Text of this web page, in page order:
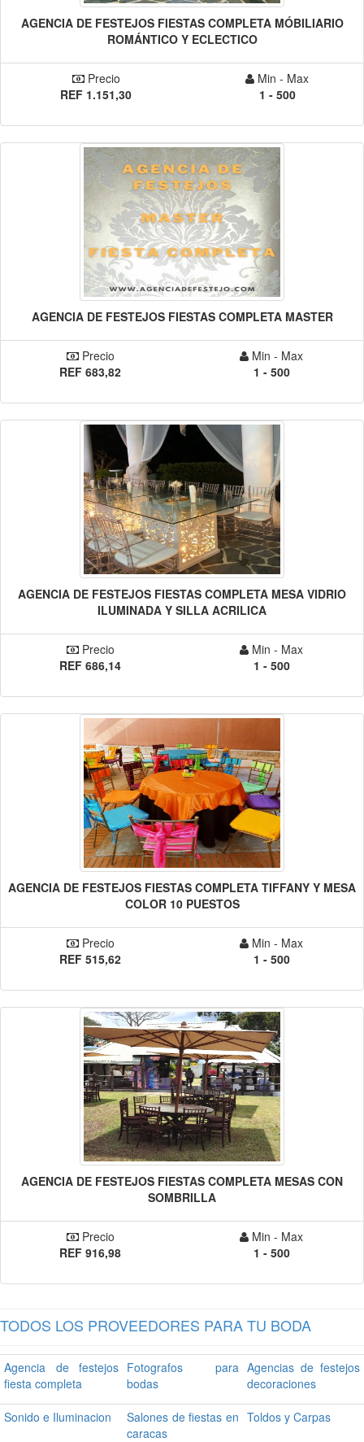
AGENCIA DE FESTEJOS FIESTAS COMPLETA MÓBILIARIO
ROMÁNTICO Y ECLECTICO
Precio
REF 1.151,30
Min - Max
1 - 500
AGENCIA DE FESTEJOS FIESTAS COMPLETA MASTER
Precio
REF 683,82
Min - Max
1 - 500
AGENCIA DE FESTEJOS FIESTAS COMPLETA MESA VIDRIO
ILUMINADA Y SILLA ACRILICA
Precio
REF 686,14
Min - Max
1 - 500
AGENCIA DE FESTEJOS FIESTAS COMPLETA TIFFANY Y MESA
COLOR 10 PUESTOS
Precio
REF 515,62
Min - Max
1 - 500
AGENCIA DE FESTEJOS FIESTAS COMPLETA MESAS CON
SOMBRILLA
Precio
REF 916,98
Min - Max
1 - 500
TODOS LOS PROVEEDORES PARA TU BODA
Agencia de festejos
fiesta completa
Fotografos para
bodas
Agencias de festejos
decoraciones
Sonido e Iluminacion
Salones de fiestas en
caracas
Toldos y Carpas